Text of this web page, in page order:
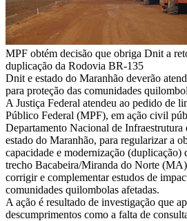
MPF obtém decisão que obriga Dnit a
duplicação da Rodovia BR-135
Dnit e estado do Maranhão deverão
para proteção das comunidades
A Justiça Federal atendeu ao pedido de
Público Federal (MPF), em ação civil
Departamento Nacional de
estado do Maranhão, para regularizar a
capacidade e modernização
trecho Bacabeira/Miranda do Norte
corrigir e complementar estudos de
comunidades quilombolas afetadas.
A ação é resultado de investigação que
descumprimentos como a falta de